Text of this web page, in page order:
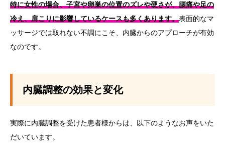
特に女性の場合、子宮や卵巣の位置のズレや硬さが、腰痛や足の
冷え、肩こりに影響しているケースも多くあります。表面的なマ
ッサージでは取れない不調にこそ、内臓からのアプローチが有効
なのです。
内臓調整の効果と変化
実際に内臓調整を受けた患者様からは、以下のようなお声をいた
だいています。